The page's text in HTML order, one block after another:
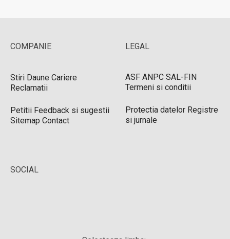
COMPANIE
Stiri Daune Cariere
Reclamatii
Petitii Feedback si sugestii
Sitemap Contact
LEGAL
ASF ANPC SAL-FIN
Termeni si conditii
Protectia datelor Registre
si jurnale
SOCIAL